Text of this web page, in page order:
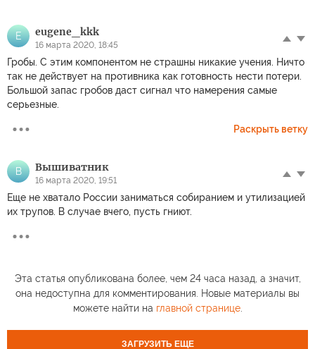
E eugene_kkk
16 марта 2020, 18:45
Гробы. С этим компонентом не страшны никакие учения. Ничто
так не действует на противника как готовность нести потери.
Большой запас гробов даст сигнал что намерения самые
серьезные.
Раскрыть ветку
В Вышиватник
16 марта 2020, 19:51
Еще не хватало России заниматься собиранием и утилизацией
их трупов. В случае вчего, пусть гниют.
Эта статья опубликована более, чем 24 часа назад, а значит,
она недоступна для комментирования. Новые материалы вы
можете найти на главной странице.
ЗАГРУЗИТЬ ЕЩЕ